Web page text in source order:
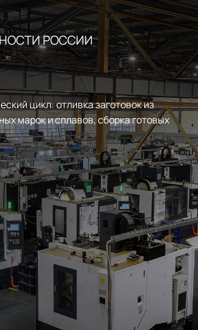
РОССИИ
цикл: отливка заготовок из
марок и сплавов, сборка готовых